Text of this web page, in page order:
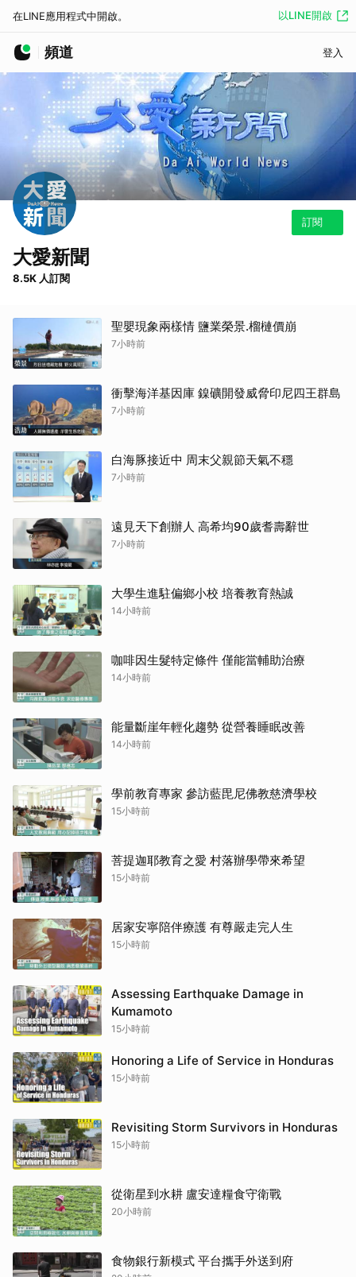
在LINE應用程式中開啟。 以LINE開啟
頻道 登入
訂閱
大愛新聞
8.5K 人訂閱
聖嬰現象兩樣情 鹽業榮景.榴槤價崩
7小時前
衝擊海洋基因庫 鎳礦開發威脅印尼四王群島
7小時前
白海豚接近中 周末父親節天氣不穩
7小時前
遠見天下創辦人 高希均90歲耆壽辭世
7小時前
大學生進駐偏鄉小校 培養教育熱誠
14小時前
咖啡因生髮特定條件 僅能當輔助治療
14小時前
能量斷崖年輕化趨勢 從營養睡眠改善
14小時前
學前教育專家 參訪藍毘尼佛教慈濟學校
15小時前
菩提迦耶教育之愛 村落辦學帶來希望
15小時前
居家安寧陪伴療護 有尊嚴走完人生
15小時前
Assessing Earthquake Damage in
Kumamoto
15小時前
Honoring a Life of Service in Honduras
15小時前
Revisiting Storm Survivors in Honduras
15小時前
從衛星到水耕 盧安達糧食守衛戰
20小時前
食物銀行新模式 平台攜手外送到府